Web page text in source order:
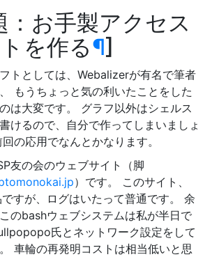
：お手製アクセス
を作る¶
トとしては、Webalizerが有名で筆者
もうちょっと気の利いたことをした
は大変です。 グラフ以外はシェルス
けるので、自分で作ってしまいましょ
の応用でなんとかなります。
友の会のウェブサイト（脚
）です。 このサイト、
すが、ログはいたって普通です。 余
のbashウェブシステムは私が半日で
氏とネットワーク設定をして
車輪の再発明コストは相当低いと思